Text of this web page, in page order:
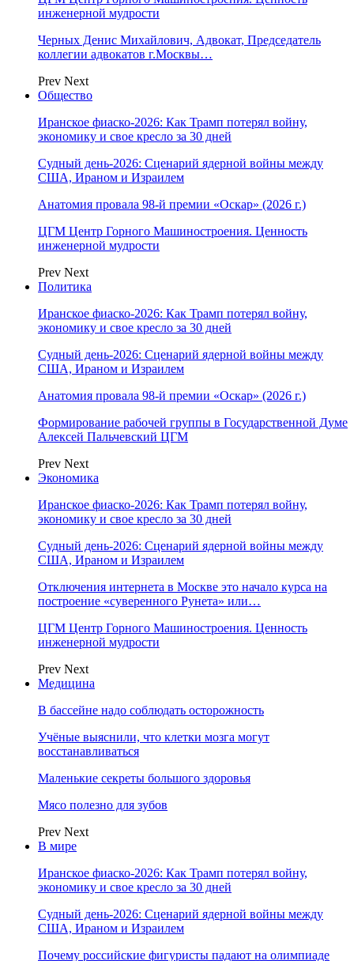
инженерной мудрости
Черных Денис Михайлович, Адвокат, Председатель
коллегии адвокатов г.Москвы…
Prev Next
Общество
Иранское фиаско-2026: Как Трамп потерял войну,
экономику и свое кресло за 30 дней
Судный день-2026: Сценарий ядерной войны между
США, Ираном и Израилем
Анатомия провала 98-й премии «Оскар» (2026 г.)
ЦГМ Центр Горного Машиностроения. Ценность
инженерной мудрости
Prev Next
Политика
Иранское фиаско-2026: Как Трамп потерял войну,
экономику и свое кресло за 30 дней
Судный день-2026: Сценарий ядерной войны между
США, Ираном и Израилем
Анатомия провала 98-й премии «Оскар» (2026 г.)
Формирование рабочей группы в Государственной Думе
Алексей Пальчевский ЦГМ
Prev Next
Экономика
Иранское фиаско-2026: Как Трамп потерял войну,
экономику и свое кресло за 30 дней
Судный день-2026: Сценарий ядерной войны между
США, Ираном и Израилем
Отключения интернета в Москве это начало курса на
построение «суверенного Рунета» или…
ЦГМ Центр Горного Машиностроения. Ценность
инженерной мудрости
Prev Next
Медицина
В бассейне надо соблюдать осторожность
Учёные выяснили, что клетки мозга могут
восстанавливаться
Маленькие секреты большого здоровья
Мясо полезно для зубов
Prev Next
В мире
Иранское фиаско-2026: Как Трамп потерял войну,
экономику и свое кресло за 30 дней
Судный день-2026: Сценарий ядерной войны между
США, Ираном и Израилем
Почему российские фигуристы падают на олимпиаде